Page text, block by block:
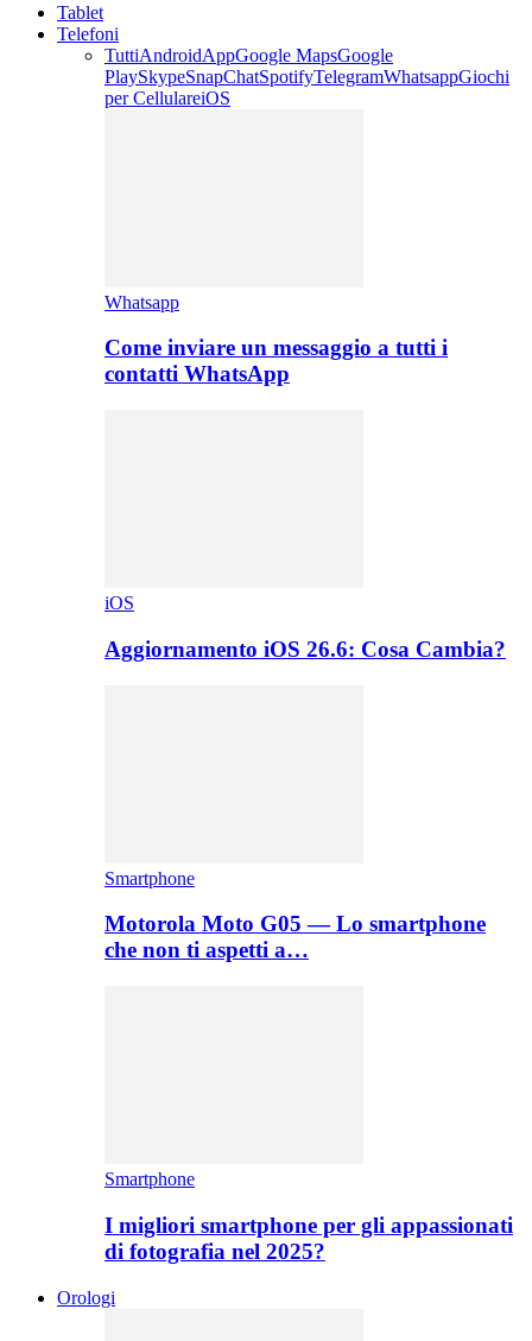
Tablet
Telefoni
TuttiAndroidAppGoogle MapsGoogle
PlaySkypeSnapChatSpotifyTelegramWhatsappGiochi
per CellulareiOS
Whatsapp
Come inviare un messaggio a tutti i
contatti WhatsApp
iOS
Aggiornamento iOS 26.6: Cosa Cambia?
Smartphone
Motorola Moto G05 — Lo smartphone
che non ti aspetti a…
Smartphone
I migliori smartphone per gli appassionati
di fotografia nel 2025?
Orologi